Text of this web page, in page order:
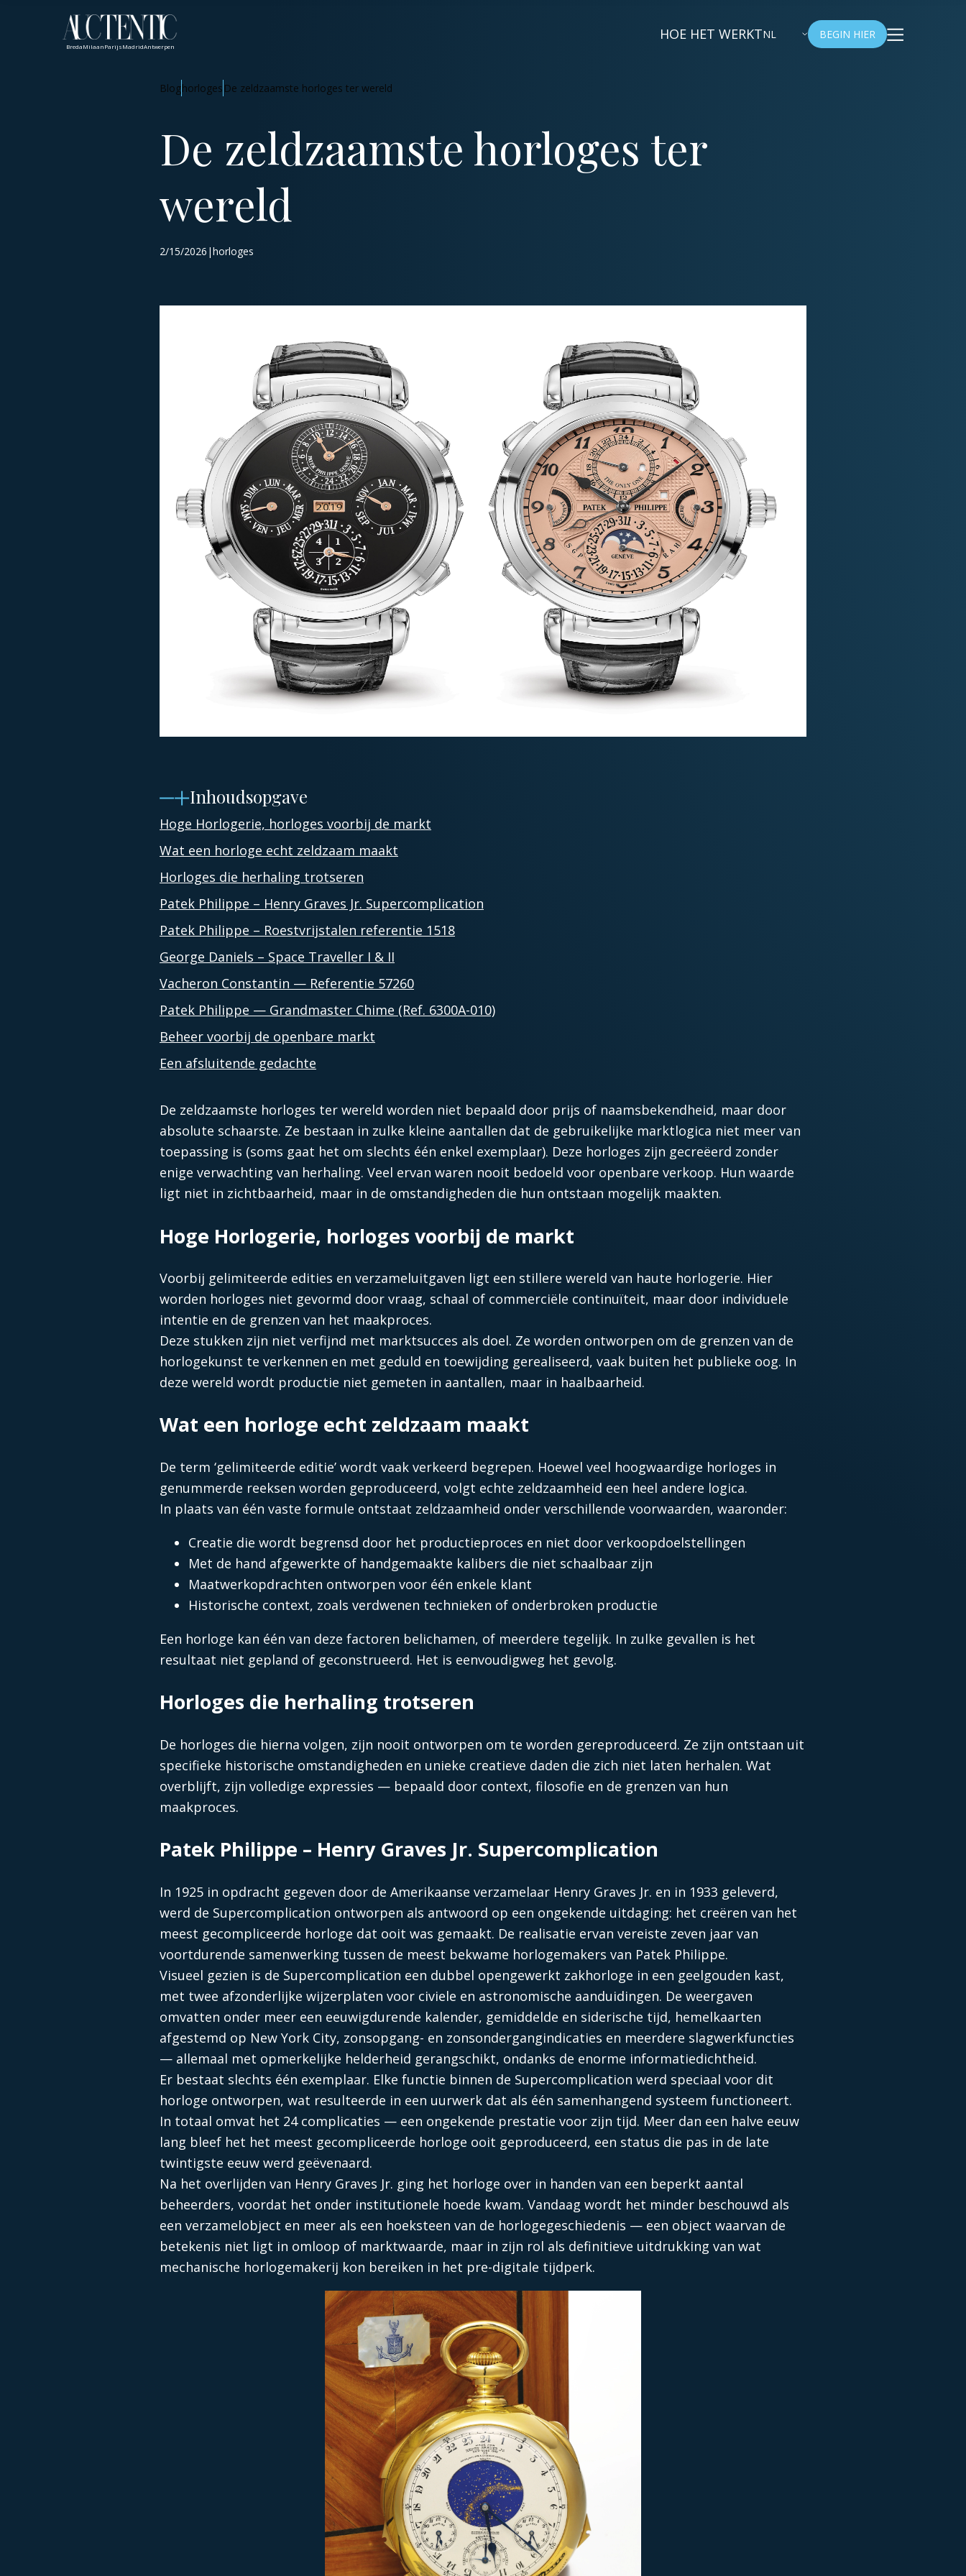
BredaMilaanParijsMadridAntwerpen
HOE HET WERKTNL BEGIN HIER
Bloghorloges De zeldzaamste horloges ter wereld
De zeldzaamste horloges ter
wereld
2/15/2026|horloges
Inhoudsopgave
Hoge Horlogerie, horloges voorbij de markt
Wat een horloge echt zeldzaam maakt
Horloges die herhaling trotseren
Patek Philippe – Henry Graves Jr. Supercomplication
Patek Philippe – Roestvrijstalen referentie 1518
George Daniels – Space Traveller I & II
Vacheron Constantin — Referentie 57260
Patek Philippe — Grandmaster Chime (Ref. 6300A-010)
Beheer voorbij de openbare markt
Een afsluitende gedachte
De zeldzaamste horloges ter wereld worden niet bepaald door prijs of naamsbekendheid, maar door
absolute schaarste. Ze bestaan in zulke kleine aantallen dat de gebruikelijke marktlogica niet meer van
toepassing is (soms gaat het om slechts één enkel exemplaar). Deze horloges zijn gecreëerd zonder
enige verwachting van herhaling. Veel ervan waren nooit bedoeld voor openbare verkoop. Hun waarde
ligt niet in zichtbaarheid, maar in de omstandigheden die hun ontstaan mogelijk maakten.
Hoge Horlogerie, horloges voorbij de markt
Voorbij gelimiteerde edities en verzameluitgaven ligt een stillere wereld van haute horlogerie. Hier
worden horloges niet gevormd door vraag, schaal of commerciële continuïteit, maar door individuele
intentie en de grenzen van het maakproces.
Deze stukken zijn niet verfijnd met marktsucces als doel. Ze worden ontworpen om de grenzen van de
horlogekunst te verkennen en met geduld en toewijding gerealiseerd, vaak buiten het publieke oog. In
deze wereld wordt productie niet gemeten in aantallen, maar in haalbaarheid.
Wat een horloge echt zeldzaam maakt
De term ‘gelimiteerde editie’ wordt vaak verkeerd begrepen. Hoewel veel hoogwaardige horloges in
genummerde reeksen worden geproduceerd, volgt echte zeldzaamheid een heel andere logica.
In plaats van één vaste formule ontstaat zeldzaamheid onder verschillende voorwaarden, waaronder:
Creatie die wordt begrensd door het productieproces en niet door verkoopdoelstellingen
Met de hand afgewerkte of handgemaakte kalibers die niet schaalbaar zijn
Maatwerkopdrachten ontworpen voor één enkele klant
Historische context, zoals verdwenen technieken of onderbroken productie
Een horloge kan één van deze factoren belichamen, of meerdere tegelijk. In zulke gevallen is het
resultaat niet gepland of geconstrueerd. Het is eenvoudigweg het gevolg.
Horloges die herhaling trotseren
De horloges die hierna volgen, zijn nooit ontworpen om te worden gereproduceerd. Ze zijn ontstaan uit
specifieke historische omstandigheden en unieke creatieve daden die zich niet laten herhalen. Wat
overblijft, zijn volledige expressies — bepaald door context, filosofie en de grenzen van hun
maakproces.
Patek Philippe – Henry Graves Jr. Supercomplication
In 1925 in opdracht gegeven door de Amerikaanse verzamelaar Henry Graves Jr. en in 1933 geleverd,
werd de Supercomplication ontworpen als antwoord op een ongekende uitdaging: het creëren van het
meest gecompliceerde horloge dat ooit was gemaakt. De realisatie ervan vereiste zeven jaar van
voortdurende samenwerking tussen de meest bekwame horlogemakers van Patek Philippe.
Visueel gezien is de Supercomplication een dubbel opengewerkt zakhorloge in een geelgouden kast,
met twee afzonderlijke wijzerplaten voor civiele en astronomische aanduidingen. De weergaven
omvatten onder meer een eeuwigdurende kalender, gemiddelde en siderische tijd, hemelkaarten
afgestemd op New York City, zonsopgang- en zonsondergangindicaties en meerdere slagwerkfuncties
— allemaal met opmerkelijke helderheid gerangschikt, ondanks de enorme informatiedichtheid.
Er bestaat slechts één exemplaar. Elke functie binnen de Supercomplication werd speciaal voor dit
horloge ontworpen, wat resulteerde in een uurwerk dat als één samenhangend systeem functioneert.
In totaal omvat het 24 complicaties — een ongekende prestatie voor zijn tijd. Meer dan een halve eeuw
lang bleef het het meest gecompliceerde horloge ooit geproduceerd, een status die pas in de late
twintigste eeuw werd geëvenaard.
Na het overlijden van Henry Graves Jr. ging het horloge over in handen van een beperkt aantal
beheerders, voordat het onder institutionele hoede kwam. Vandaag wordt het minder beschouwd als
een verzamelobject en meer als een hoeksteen van de horlogegeschiedenis — een object waarvan de
betekenis niet ligt in omloop of marktwaarde, maar in zijn rol als definitieve uitdrukking van wat
mechanische horlogemakerij kon bereiken in het pre-digitale tijdperk.